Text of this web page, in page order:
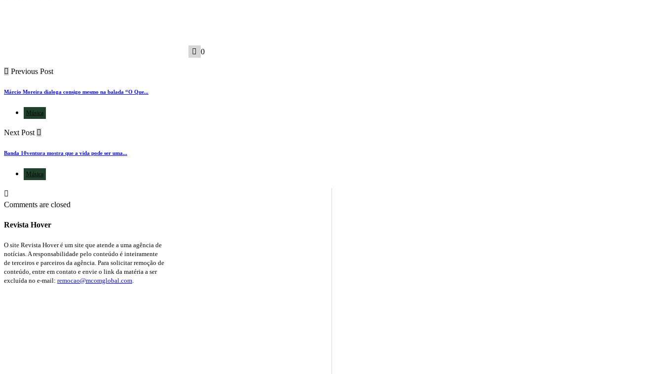
0
Previous Post
Márcio Moreira dialoga consigo mesmo na balada “O Que...
Música
Next Post
Banda 10ventura mostra que a vida pode ser uma...
Música
Comments are closed
Revista Hover
O site Revista Hover é um site que atende a uma agência de
notícias. A responsabilidade pelo conteúdo é inteiramente
de terceiros e parceiros da agência. Para solicitar remoção de
conteúdo, entre em contato e envie o link da matéria a ser
excluída no e-mail: remocao@mcomglobal.com